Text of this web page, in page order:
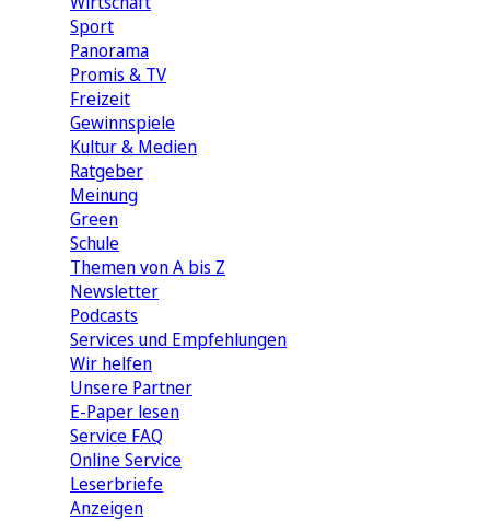
Sport
Panorama
Promis & TV
Freizeit
Gewinnspiele
Kultur & Medien
Ratgeber
Meinung
Green
Schule
Themen von A bis Z
Newsletter
Podcasts
Services und Empfehlungen
Wir helfen
Unsere Partner
E-Paper lesen
Service FAQ
Online Service
Leserbriefe
Anzeigen